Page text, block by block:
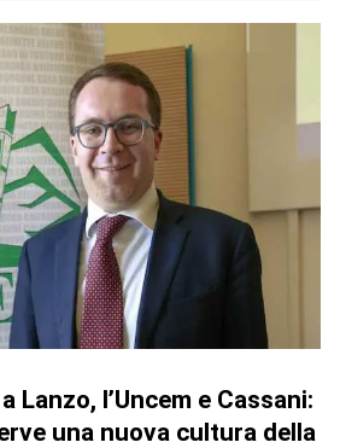
Lanzo, l’Uncem e Cassani:
una nuova cultura della